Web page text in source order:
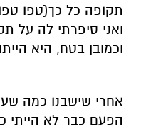
תקופה כל כך(טפו
ואני סיפרתי לה על
וכמובן בטח, היא
אחרי שישבנו כמה
הפעם כבר לא הייתי